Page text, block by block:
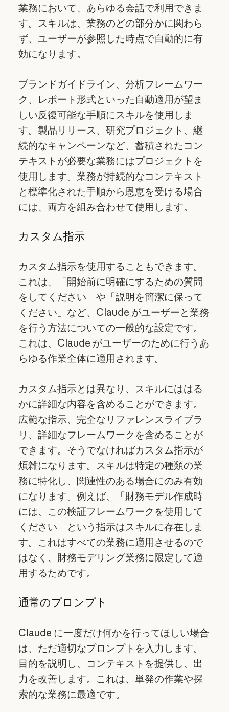
業務において、あらゆる会話で利用できま
す。スキルは、業務のどの部分かに関わら
ず、ユーザーが参照した時点で自動的に有
効になります。
ブランドガイドライン、分析フレームワー
ク、レポート形式といった自動適用が望ま
しい反復可能な手順にスキルを使用しま
す。製品リリース、研究プロジェクト、継
続的なキャンペーンなど、蓄積されたコン
テキストが必要な業務にはプロジェクトを
使用します。業務が持続的なコンテキスト
と標準化された手順から恩恵を受ける場合
には、両方を組み合わせて使用します。
カスタム指示
カスタム指示を使用することもできます。
これは、「開始前に明確にするための質問
をしてください」や「説明を簡潔に保って
ください」など、Claude がユーザーと業務
を行う方法についての一般的な設定です。
これは、Claude がユーザーのために行うあ
らゆる作業全体に適用されます。
カスタム指示とは異なり、スキルにははる
かに詳細な内容を含めることができます。
広範な指示、完全なリファレンスライブラ
リ、詳細なフレームワークを含めることが
できます。そうでなければカスタム指示が
煩雑になります。スキルは特定の種類の業
務に特化し、関連性のある場合にのみ有効
になります。例えば、「財務モデル作成時
には、この検証フレームワークを使用して
ください」という指示はスキルに存在しま
す。これはすべての業務に適用させるので
はなく、財務モデリング業務に限定して適
用するためです。
通常のプロンプト
Claude に一度だけ何かを行ってほしい場合
は、ただ適切なプロンプトを入力します。
目的を説明し、コンテキストを提供し、出
力を改善します。これは、単発の作業や探
索的な業務に最適です。